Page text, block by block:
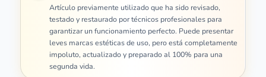
Artículo previamente utilizado que ha sido revisado,
testado y restaurado por técnicos profesionales para
garantizar un funcionamiento perfecto. Puede presentar
leves marcas estéticas de uso, pero está completamente
impoluto, actualizado y preparado al 100% para una
segunda vida.